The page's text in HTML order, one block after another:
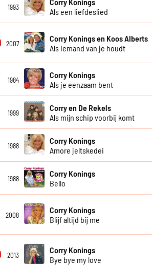
1993
Als een liefdeslied
2007
Corry Konings en Koos Alberts
Als iemand van je houdt
1984
Corry Konings
Als je eenzaam bent
1999
Corry en De Rekels
Als mijn schip voorbij komt
1988
Corry Konings
Amore jeltskedei
1988
Corry Konings
Bello
2008
Corry Konings
Blijf altijd bij me
2013
Corry Konings
Bye bye my love